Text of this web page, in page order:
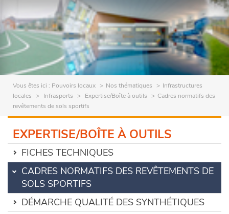
Vous êtes ici : Pouvoirs locaux Nos thématiques
Infrastructures
locales
Infrasports Expertise/Boîte à outils
Cadres normatifs des
revêtements de sols sportifs
EXPERTISE/BOÎTE À OUTILS
FICHES TECHNIQUES
CADRES NORMATIFS DES REVÊTEMENTS DE
SOLS SPORTIFS
DÉMARCHE QUALITÉ DES SYNTHÉTIQUES